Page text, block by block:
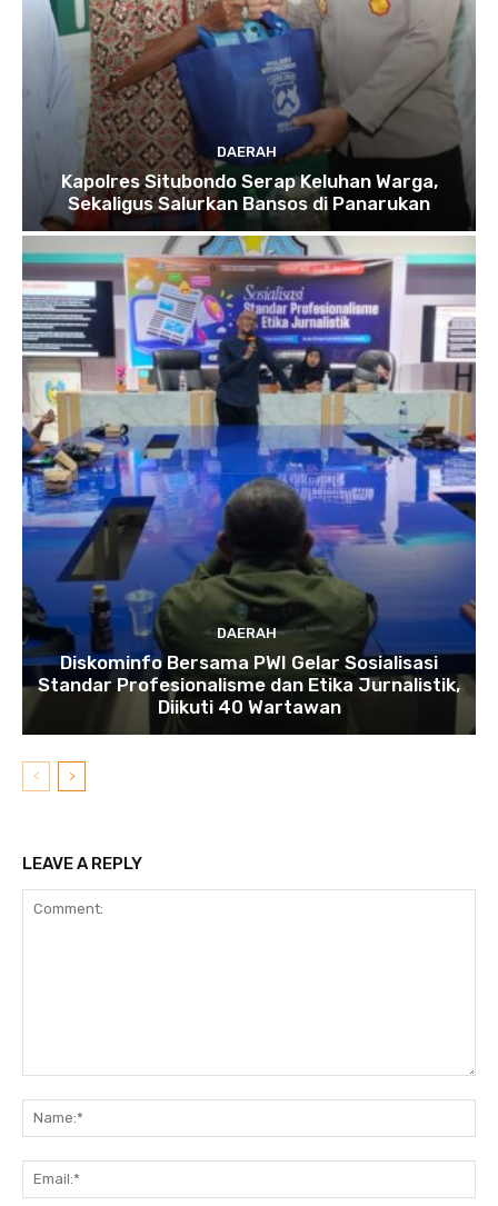
DAERAH
Kapolres Situbondo Serap Keluhan Warga,
Sekaligus Salurkan Bansos di Panarukan
DAERAH
Diskominfo Bersama PWI Gelar Sosialisasi
Standar Profesionalisme dan Etika Jurnalistik,
Diikuti 40 Wartawan
LEAVE A REPLY